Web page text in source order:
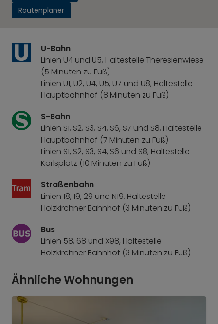
Routenplaner
U-Bahn
Linien U4 und U5, Haltestelle Theresienwiese
(5 Minuten zu Fuß)
Linien U1, U2, U4, U5, U7 und U8, Haltestelle
Hauptbahnhof (8 Minuten zu Fuß)
S-Bahn
Linien S1, S2, S3, S4, S6, S7 und S8, Haltestelle
Hauptbahnhof (7 Minuten zu Fuß)
Linien S1, S2, S3, S4, S6 und S8, Haltestelle
Karlsplatz (10 Minuten zu Fuß)
Straßenbahn
Linien 18, 19, 29 und N19, Haltestelle
Holzkirchner Bahnhof (3 Minuten zu Fuß)
Bus
Linien 58, 68 und X98, Haltestelle
Holzkirchner Bahnhof (3 Minuten zu Fuß)
Ähnliche Wohnungen